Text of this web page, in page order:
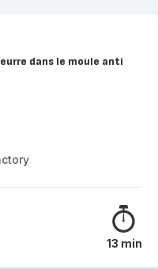
dans le moule anti
13 min